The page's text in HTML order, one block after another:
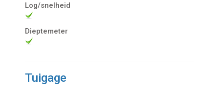
Log/snelheid
Dieptemeter
Tuigage